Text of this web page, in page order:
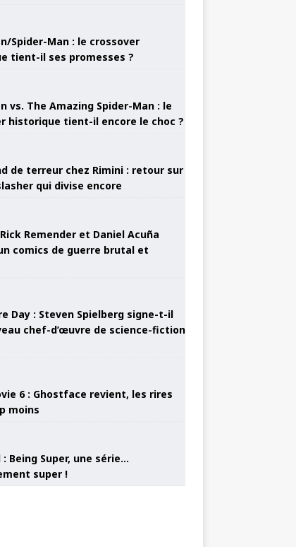
Spider-Man : le crossover
tient-il ses promesses ?
vs. The Amazing Spider-Man : le
historique tient-il encore le choc ?
de terreur chez Rimini : retour sur
qui divise encore
Remender et Daniel Acuña
comics de guerre brutal et
Day : Steven Spielberg signe-t-il
chef-d’œuvre de science-fiction
6 : Ghostface revient, les rires
moins
: Being Super, une série…
super !